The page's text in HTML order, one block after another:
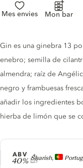
Mes envies Mon bar
Producer
Sharish,
ABV
40%
Gin description
Gin es una ginebra 13
enebro; semilla de
almendra; raíz de
negro y frambuesas
añadir los ingredientes
hierba de limón que se